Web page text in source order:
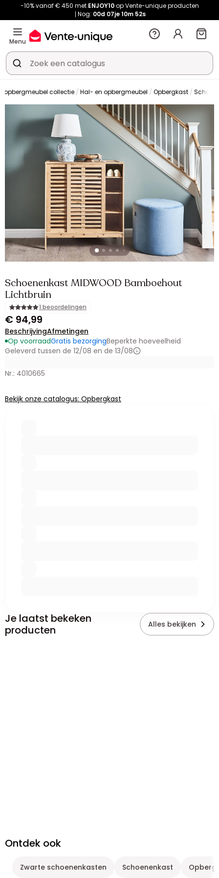
-10% vanaf € 450 met ENJOY10op Vente-unique producten
Nog: 00d 07je 10m 51s
Menu
opbergmeubel collectie Hal- en opbergmeubel Opbergkast
Schoenenkast MIDWOOD Bamboehout
Lichtbruin
1 beoordelingen
€ 94,99
BeschrijvingAfmetingen
Op voorraadGratis bezorgingBeperkte hoeveelheid
Geleverd tussen de 12/08 en de 13/08
Nr.: 4010665
Bekijk onze catalogus: Opbergkast
Je laatst bekeken
producten
Alles bekijken
Ontdek ook
Zwarte schoenenkasten Schoenenkast